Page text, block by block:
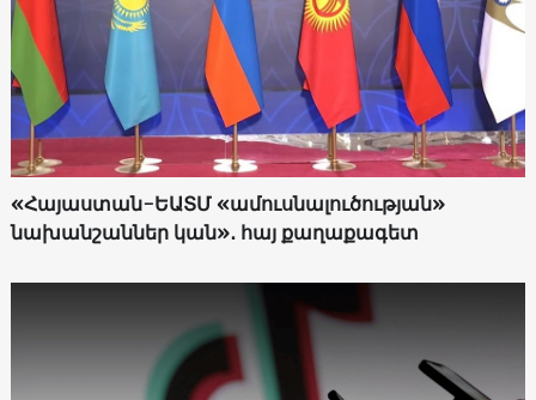
«Հայաստան-ԵԱՏՄ «ամուսնալուծության»
նախանշաններ կան»․ հայ քաղաքագետ